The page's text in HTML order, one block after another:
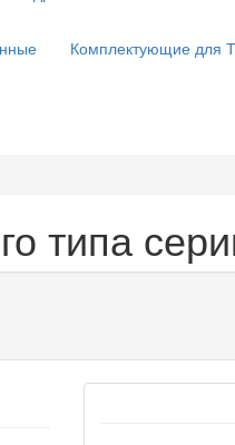
Комплектующие для
типа